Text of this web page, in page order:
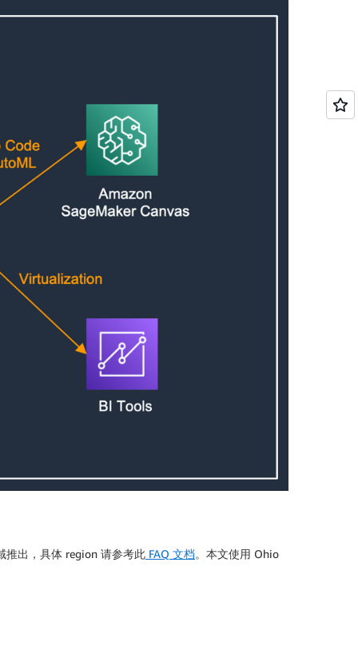
推出，具体 region 请参考此 FAQ 文档。本文使用 Ohio